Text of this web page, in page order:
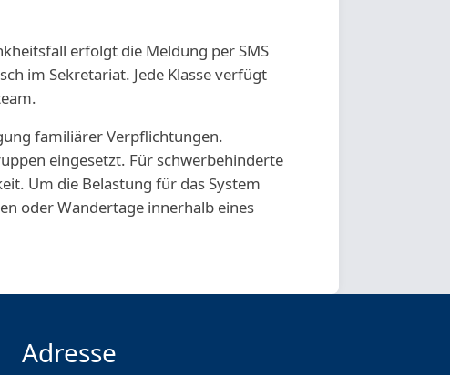
erfolgt die Meldung per SMS
im Sekretariat. Jede Klasse verfügt
familiärer Verpflichtungen.
eingesetzt. Für schwerbehinderte
Um die Belastung für das System
oder Wandertage innerhalb eines
Adresse